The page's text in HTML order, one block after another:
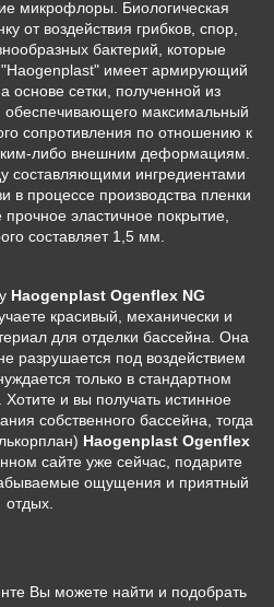
микрофлоры. Биологическая
от воздействия грибков, спор,
бактерий, которые
"Haogenplast" имеет армирующий
основе сетки, полученной из
обеспечивающего максимальный
сопротивления по отношению к
либо внешним деформациям.
составляющими ингредиентами
в процессе производства пленки
эластичное покрытие,
составляет 1,5 мм.
Haogenplast Ogenflex NG
красивый, механически и
для отделки бассейна. Она
разрушается под воздействием
только в стандартном
и вы получать истинное
собственного бассейна, тогда
Haogenplast Ogenflex
сайте уже сейчас, подарите
ощущения и приятный
отдых.
Вы можете найти и подобрать